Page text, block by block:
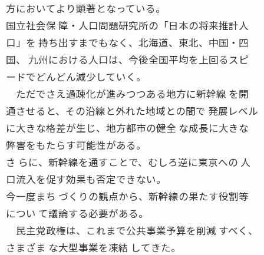
方においてより顕著となっている。
国立社会保 障・人口問題研究所の「日本の将来推計人
口」を 持ち出すまでもなく、北海道、東北、中国・四
国、 九州における人口は、今後全国平均を上回るスピ
ードでどんどん減少していく。
ただでさえ過疎化が進みつつある地方に新幹線 を開
通させると、その沿線と外れた地域との間で 発展レベル
に大きな格差が生じ、地方都市の健全 な成長に大きな
弊害をもたらす可能性がある。
さ らに、新幹線を通すことで、むしろ逆に東京への 人
口流入を促す効果も否定できない。
今一度まち づくりの観点から、新幹線の果たす役割等
につい て議論する必要がある。
民主党政権は、これまで公共事業予算を削減 すべく、
さまざま な大型事業を凍結 してきた。